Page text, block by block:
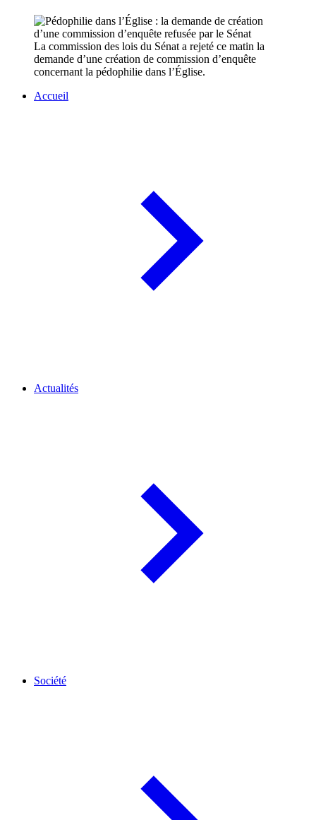
La commission des lois du Sénat a rejeté ce matin la
demande d’une création de commission d’enquête
concernant la pédophilie dans l’Église.
Accueil
Actualités
Société